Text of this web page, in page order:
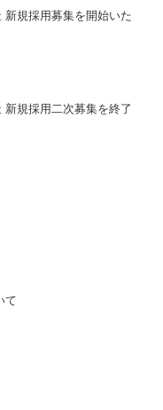
新規採用募集を開始いた
新規採用二次募集を終了
て